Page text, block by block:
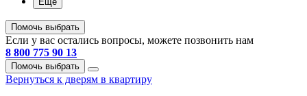
Помочь выбрать
Если у вас остались вопросы, можете позвонить нам
8 800 775 90 13
Помочь выбрать
Вернуться к дверям в квартиру